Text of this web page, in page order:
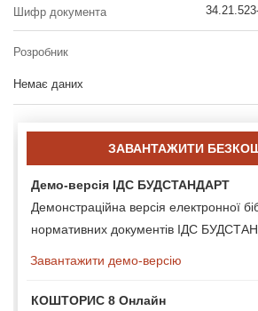
Шифр документа
Розробник
Немає даних
ЗАВАНТАЖИТИ
Демо-версія ІДС БУДСТАНДАРТ
Демонстраційна версія електронної
нормативних документів ІДС
Завантажити демо-версію
КОШТОРИС 8 Онлайн